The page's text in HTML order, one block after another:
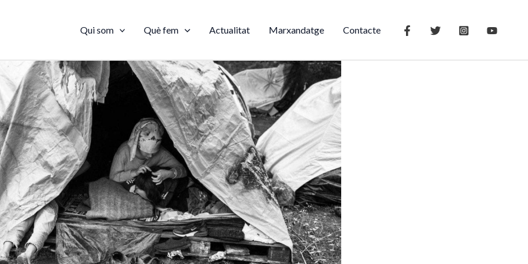
Qui som Què fem Actualitat Marxandatge Contacte